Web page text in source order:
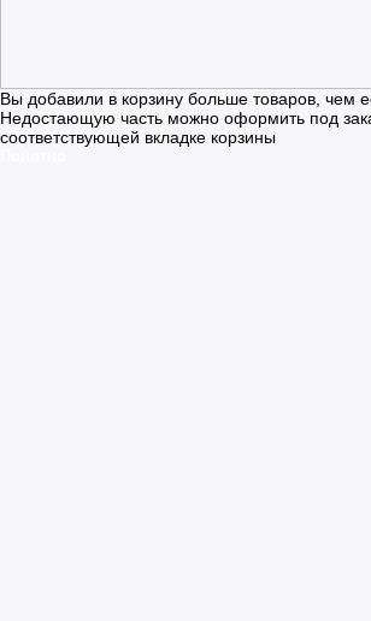
Вы добавили в корзину больше товаров, чем
Недостающую часть можно оформить под
соответствующей вкладке корзины